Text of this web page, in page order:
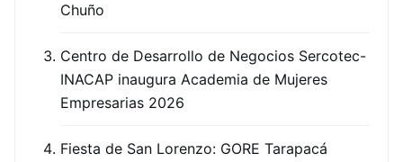
Chuño
Centro de Desarrollo de Negocios Sercotec-
INACAP inaugura Academia de Mujeres
Empresarias 2026
Fiesta de San Lorenzo: GORE Tarapacá